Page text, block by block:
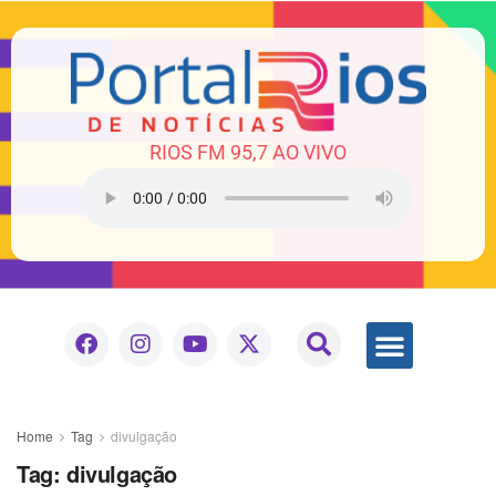
RIOS FM 95,7 AO VIVO
Home Tag divulgação
Tag: divulgação